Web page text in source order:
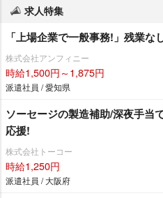
求人特集
「上場企業で一般事務!」残業な
株式会社アンフィニー
時給1,500円～1,875円
派遣社員 / 愛知県
ソーセージの製造補助/深夜手当
応援!
株式会社トーコー
時給1,250円
派遣社員 / 大阪府